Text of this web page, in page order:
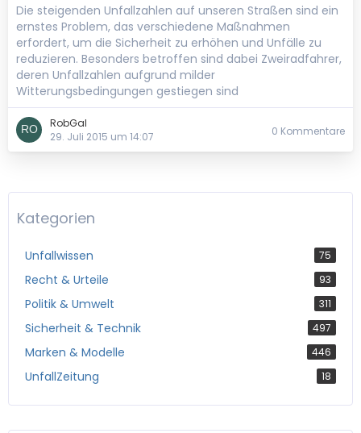
Die steigenden Unfallzahlen auf unseren Straßen sind ein
ernstes Problem, das verschiedene Maßnahmen
erfordert, um die Sicherheit zu erhöhen und Unfälle zu
reduzieren. Besonders betroffen sind dabei Zweiradfahrer,
deren Unfallzahlen aufgrund milder
Witterungsbedingungen gestiegen sind
RobGal
29. Juli 2015 um 14:07
0 Kommentare
Kategorien
Unfallwissen 75
Recht & Urteile 93
Politik & Umwelt 311
Sicherheit & Technik 497
Marken & Modelle 446
UnfallZeitung 18